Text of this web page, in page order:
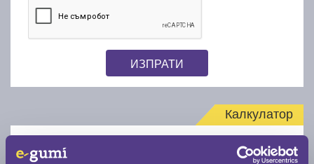
ИЗПРАТИ
Калкулатор